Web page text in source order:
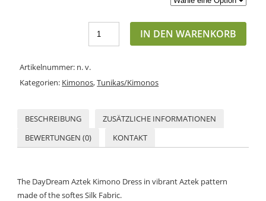
IN DEN WARENKORB
Artikelnummer: n. v.
Kategorien: Kimonos,Tunikas/Kimonos
BESCHREIBUNG
ZUSÄTZLICHE INFORMATIONEN
BEWERTUNGEN (0)
KONTAKT
The DayDream Aztek Kimono Dress in vibrant Aztek pattern
made of the softes Silk Fabric.